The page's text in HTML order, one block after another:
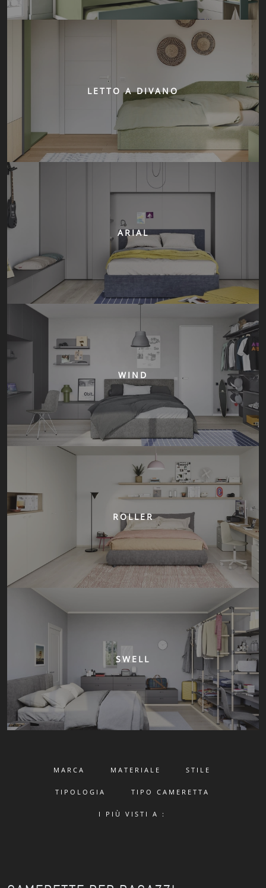
LETTO A DIVANO
ARIAL
WIND
ROLLER
SWELL
MARCA MATERIALE STILE
TIPOLOGIA TIPO CAMERETTA
I PIÙ VISTI A :